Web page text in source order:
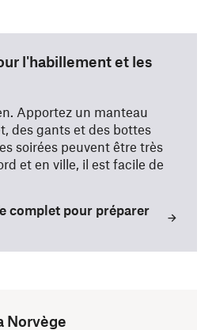
l'habillement et les
Apportez un manteau
des gants et des bottes
soirées peuvent être très
et en ville, il est facile de
complet pour préparer
Norvège